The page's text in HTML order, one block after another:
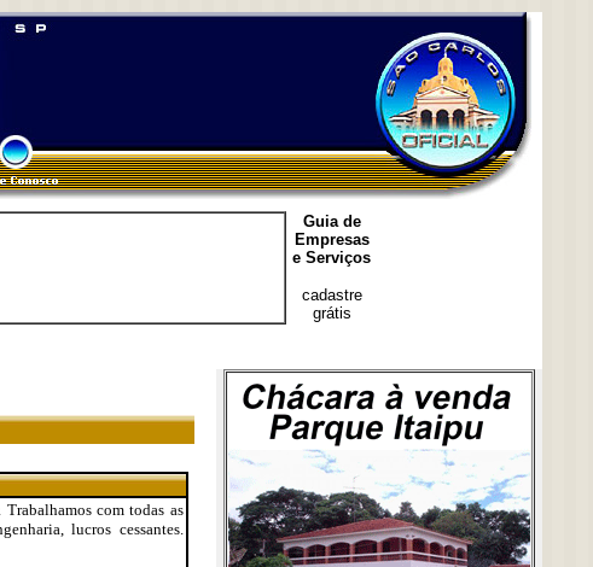
Guia de
Empresas
e Serviços
cadastre
grátis
com todas as
lucros cessantes.